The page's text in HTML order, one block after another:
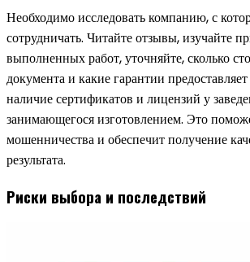
Необходимо исследовать компанию, с
сотрудничать. Читайте отзывы, изучайте
выполненных работ, уточняйте, сколько
документа и какие гарантии
наличие сертификатов и лицензий у
занимающегося изготовлением. Это
мошенничества и обеспечит получение
результата.
Риски выбора и последствий